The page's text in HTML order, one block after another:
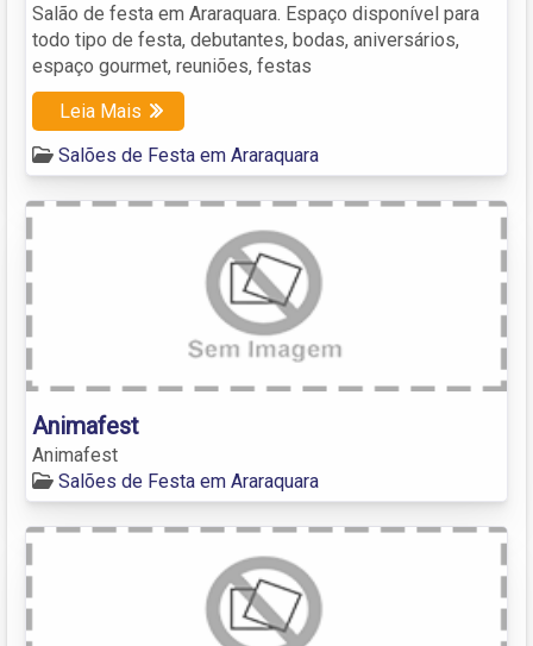
Salão de festa em Araraquara. Espaço disponível para
todo tipo de festa, debutantes, bodas, aniversários,
espaço gourmet, reuniões, festas
Leia Mais
Salões de Festa em Araraquara
Animafest
Animafest
Salões de Festa em Araraquara